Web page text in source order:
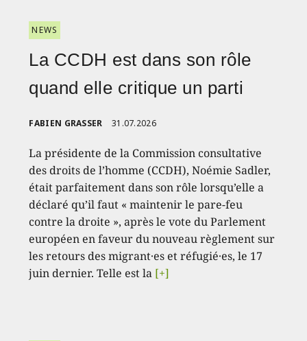
NEWS
La CCDH est dans son rôle
quand elle critique un parti
FABIEN GRASSER 31.07.2026
La présidente de la Commission consultative
des droits de l’homme (CCDH), Noémie Sadler,
était parfaitement dans son rôle lorsqu’elle a
déclaré qu’il faut « maintenir le pare-feu
contre la droite », après le vote du Parlement
européen en faveur du nouveau règlement sur
les retours des migrant·es et réfugié·es, le 17
juin dernier. Telle est la [+]